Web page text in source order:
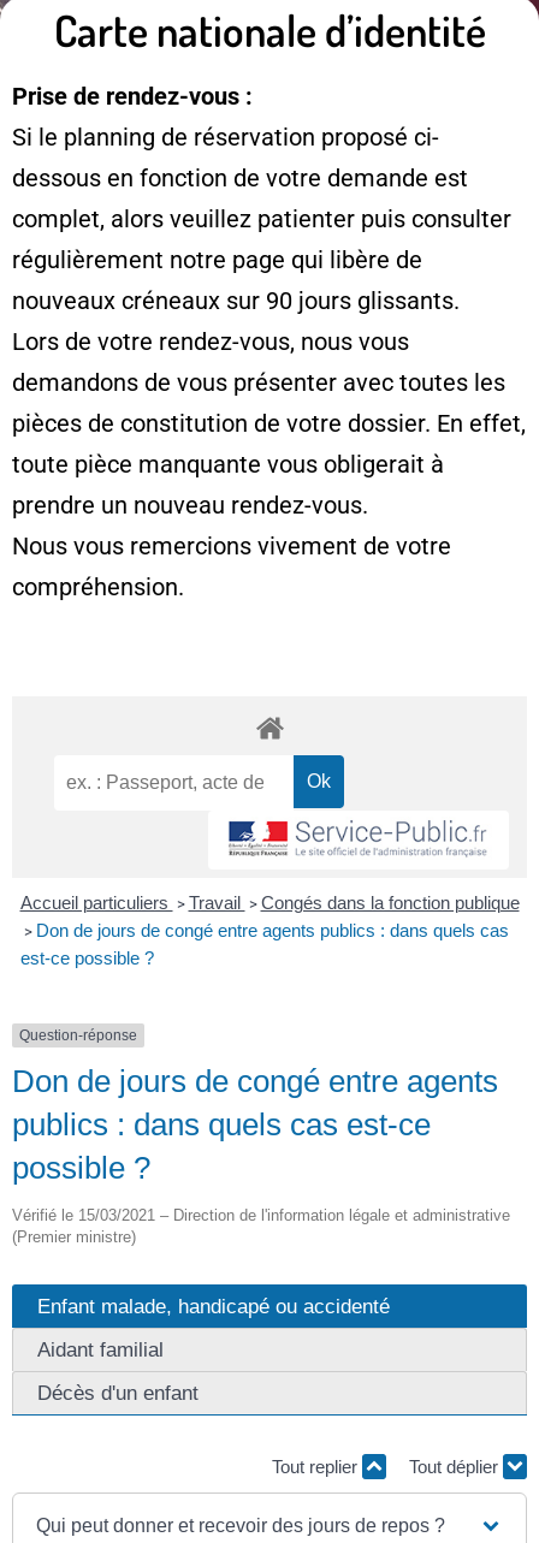
Carte nationale d’identité
Prise de rendez-vous :
Si le planning de réservation proposé ci-
dessous en fonction de votre demande est
complet, alors veuillez patienter puis consulter
régulièrement notre page qui libère de
nouveaux créneaux sur 90 jours glissants.
Lors de votre rendez-vous, nous vous
demandons de vous présenter avec toutes les
pièces de constitution de votre dossier. En effet,
toute pièce manquante vous obligerait à
prendre un nouveau rendez-vous.
Nous vous remercions vivement de votre
compréhension.
Accueil particuliers > Travail > Congés dans la fonction publique
> Don de jours de congé entre agents publics : dans quels cas
est-ce possible ?
Question-réponse
Don de jours de congé entre agents
publics : dans quels cas est-ce
possible ?
Vérifié le 15/03/2021 – Direction de l'information légale et administrative
(Premier ministre)
Enfant malade, handicapé ou accidenté
Aidant familial
Décès d'un enfant
Tout replier Tout déplier
Qui peut donner et recevoir des jours de repos ?